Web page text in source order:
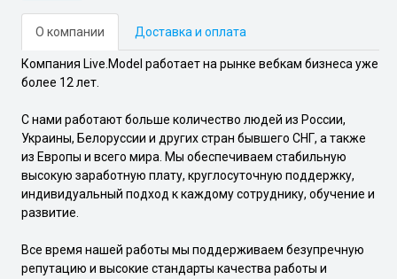
О компании Доставка и оплата
Компания Live.Model работает на рынке вебкам бизнеса уже
более 12 лет.
С нами работают больше количество людей из России,
Украины, Белоруссии и других стран бывшего СНГ, а также
из Европы и всего мира. Мы обеспечиваем стабильную
высокую заработную плату, круглосуточную поддержку,
индивидуальный подход к каждому сотруднику, обучение и
развитие.
Все время нашей работы мы поддерживаем безупречную
репутацию и высокие стандарты качества работы и